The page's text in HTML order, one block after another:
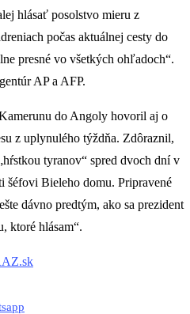
hlásať posolstvo mieru z
počas aktuálnej cesty do
presné vo všetkých ohľadoch“.
AP a AFP.
do Angoly hovoril aj o
z uplynulého týždňa. Zdôraznil,
tyranov“ spred dvoch dní v
šéfovi Bieleho domu. Pripravené
dávno predtým, ako sa prezident
ktoré hlásam“.